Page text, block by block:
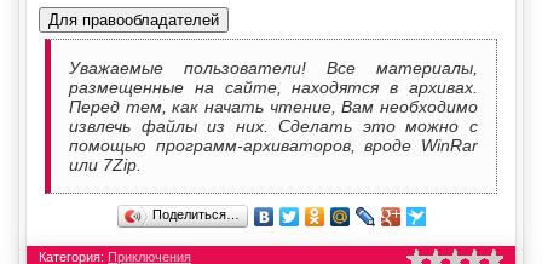
Для правообладателей
Уважаемые пользователи! Все материалы,
размещенные на сайте, находятся в архивах.
Перед тем, как начать чтение, Вам необходимо
извлечь файлы из них. Сделать это можно с
помощью программ-архиваторов, вроде WinRar
или 7Zip.
Поделиться…
Категория: Приключения